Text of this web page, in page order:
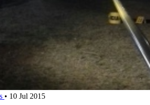
• 10 Jul 2015